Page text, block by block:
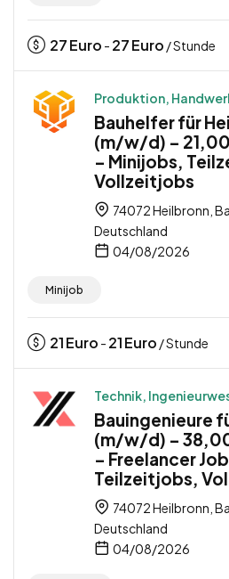
27Euro - 27Euro / Stunde
Produktion,
Bauhelfer für
(m/w/d) –
– Minijobs,
Vollzeitjobs
74072 Heilbronn,
Deutschland
04/08/2026
Minijob
21Euro - 21Euro / Stunde
Technik,
Bauingenieure
(m/w/d) –
– Freelancer
Teilzeitjobs,
74072 Heilbronn,
Deutschland
04/08/2026